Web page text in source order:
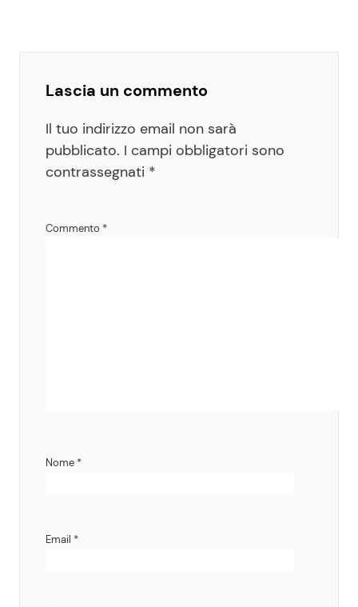
Lascia un commento
Il tuo indirizzo email non sarà
pubblicato. I campi obbligatori sono
contrassegnati *
Commento *
Nome *
Email *